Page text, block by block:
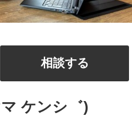
相談する
ケンシ゛)